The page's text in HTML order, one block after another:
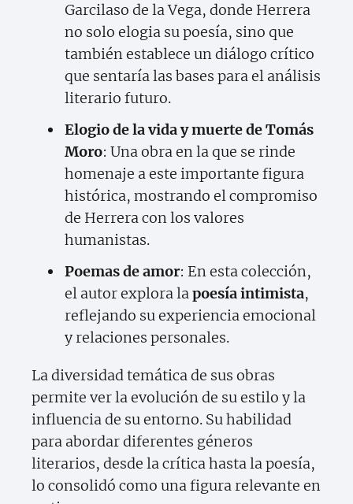
Garcilaso de la Vega, donde Herrera
no solo elogia su poesía, sino que
también establece un diálogo crítico
que sentaría las bases para el análisis
literario futuro.
Elogio de la vida y muerte de Tomás
Moro: Una obra en la que se rinde
homenaje a este importante figura
histórica, mostrando el compromiso
de Herrera con los valores
humanistas.
Poemas de amor: En esta colección,
el autor explora lapoesía intimista,
reflejando su experiencia emocional
y relaciones personales.
La diversidad temática de sus obras
permite ver la evolución de su estilo y la
influencia de su entorno. Su habilidad
para abordar diferentes géneros
literarios, desde la crítica hasta la poesía,
lo consolidó como una figura relevante en